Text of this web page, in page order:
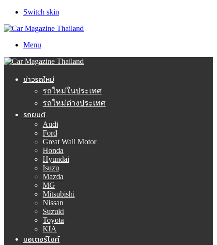
Switch skin
Menu
ข่าวรถใหม่
รถใหม่ในประเทศ
รถใหม่ต่างประเทศ
รถยนต์
Audi
Ford
Great Wall Motor
Honda
Hyundai
Isuzu
Mazda
MG
Mitsubishi
Nissan
Suzuki
Toyota
KIA
มอเตอร์ไซค์